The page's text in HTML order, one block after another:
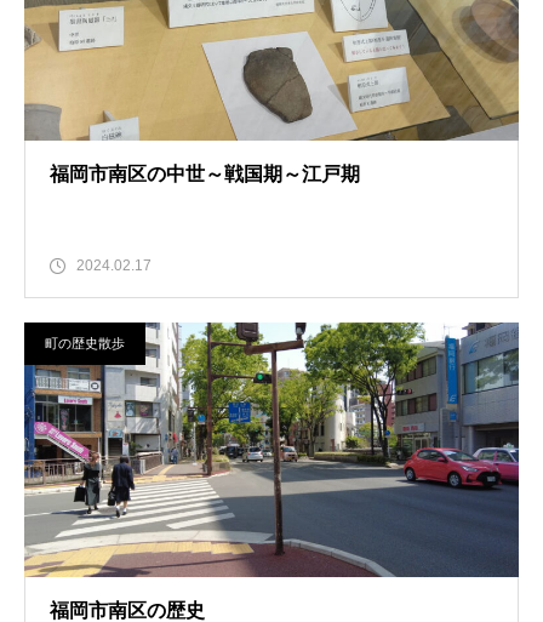
福岡市南区の中世～戦国期～江戸期
2024.02.17
町の歴史散歩
福岡市南区の歴史